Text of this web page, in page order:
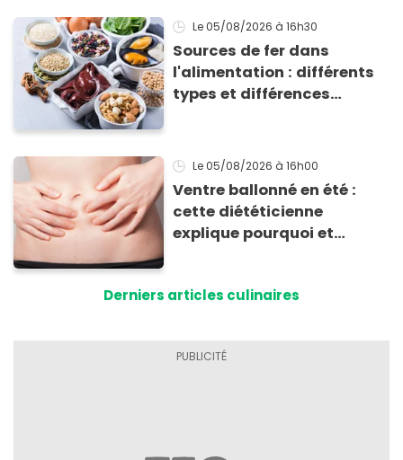
Le 05/08/2026 à 16h30
Sources de fer dans
l'alimentation : différents
types et différences
Le 05/08/2026 à 16h00
Ventre ballonné en été :
cette diététicienne
explique pourquoi et
Derniers articles culinaires